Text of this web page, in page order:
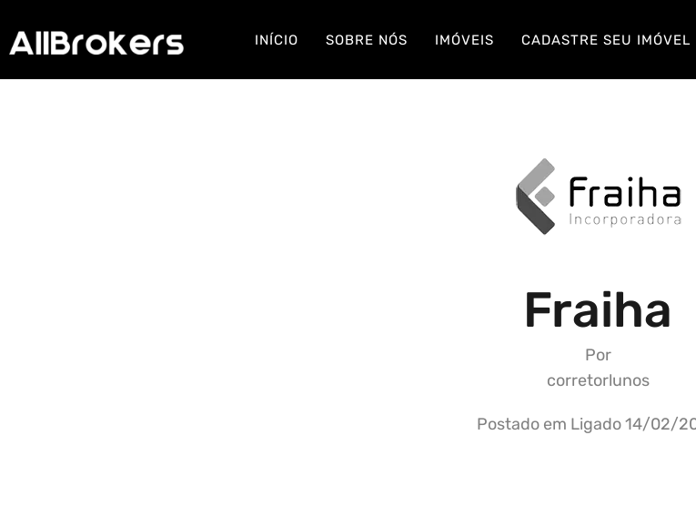
INÍCIO SOBRE NÓS IMÓVEIS CADASTRE SEU IMÓVEL
Fraiha
Por
corretorlunos
Postado em Ligado14/02/